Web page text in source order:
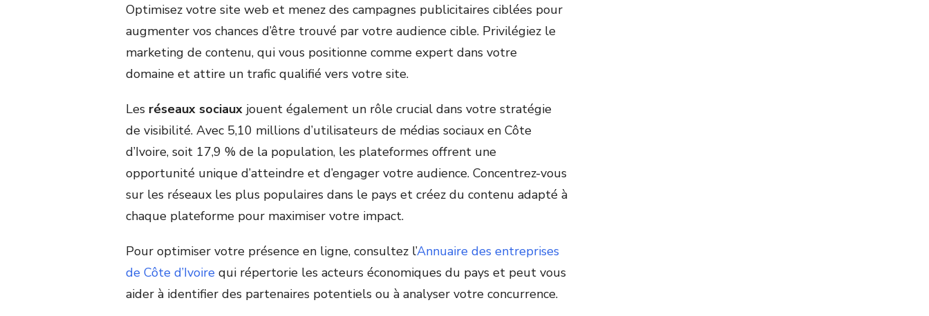
Optimisez votre site web et menez des campagnes publicitaires ciblées pour
augmenter vos chances d’être trouvé par votre audience cible. Privilégiez le
marketing de contenu, qui vous positionne comme expert dans votre
domaine et attire un trafic qualifié vers votre site.
Les réseaux sociaux jouent également un rôle crucial dans votre stratégie
de visibilité. Avec 5,10 millions d’utilisateurs de médias sociaux en Côte
d’Ivoire, soit 17,9 % de la population, les plateformes offrent une
opportunité unique d’atteindre et d’engager votre audience. Concentrez-vous
sur les réseaux les plus populaires dans le pays et créez du contenu adapté à
chaque plateforme pour maximiser votre impact.
Pour optimiser votre présence en ligne, consultez l’Annuaire des entreprises
de Côte d’Ivoire qui répertorie les acteurs économiques du pays et peut vous
aider à identifier des partenaires potentiels ou à analyser votre concurrence.